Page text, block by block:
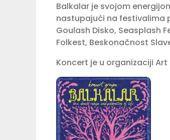
Balkalar je svojom
nastupajući na festivalima
Goulash Disko, Seasplash
Folkest, Beskonačnost
Koncert je u organizaciji